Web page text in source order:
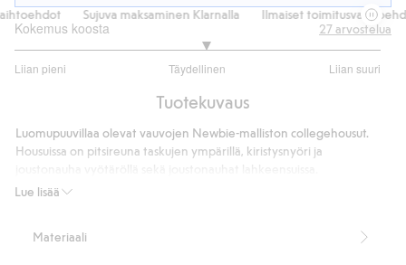
Sujuva maksaminen Klarnalla Ilmaiset toimitusvaihtoehdot
Kokemus koosta
Liian pieni Täydellinen Liian suuri
/
ääneen
27arvostelua
Tuotekuvaus
Lue lisää
Luomupuuvillaa olevat vauvojen Newbie-malliston collegehousut.
Housuissa on pitsireuna taskujen ympärillä, kiristysnyöri ja
100 % luomupuuvillaa.
Luomupuuvilla – GOTS
Materiaali